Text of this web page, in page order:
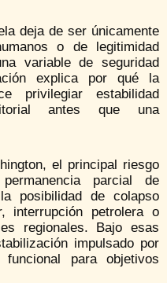
deja de ser únicamente
o de legitimidad
variable de seguridad
explica por qué la
privilegiar estabilidad
antes que una
el principal riesgo
parcial de
posibilidad de colapso
interrupción petrolera o
regionales. Bajo esas
impulsado por
para objetivos